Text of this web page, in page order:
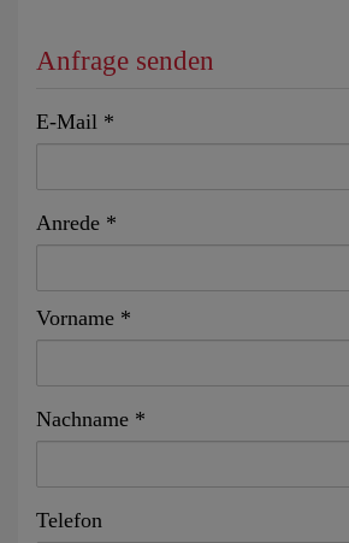
Anfrage senden
E-Mail
Anrede
Vorname
Nachname
Telefon